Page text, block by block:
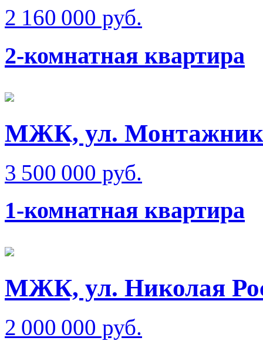
2 160 000 руб.
2-комнатная квартира
МЖК, ул.
3 500 000 руб.
1-комнатная квартира
МЖК, ул. Николая
2 000 000 руб.